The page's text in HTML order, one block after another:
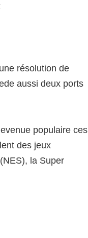
résolution de
aussi deux ports
populaire ces
des jeux
la Super